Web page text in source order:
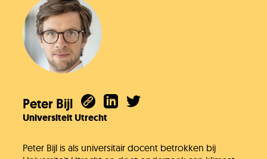
Peter Bijl
Universiteit Utrecht
Peter Bijl is als universitair docent betrokken bij